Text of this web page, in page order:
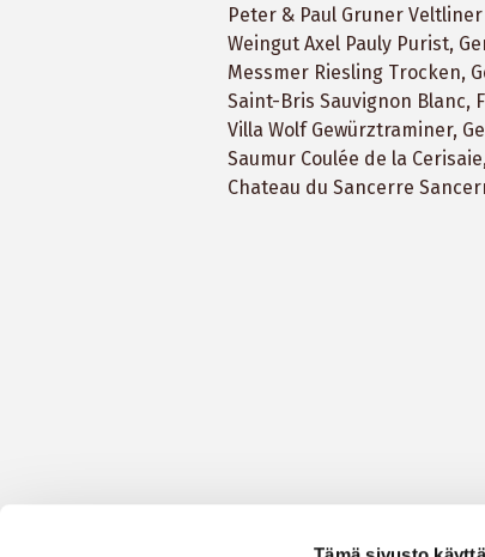
Peter & Paul Gruner
Weingut Axel Pauly Purist,
Messmer Riesling Trocken,
Saint-Bris Sauvignon Blanc,
Villa Wolf Gewürztraminer,
Saumur Coulée de la
Chateau du Sancerre